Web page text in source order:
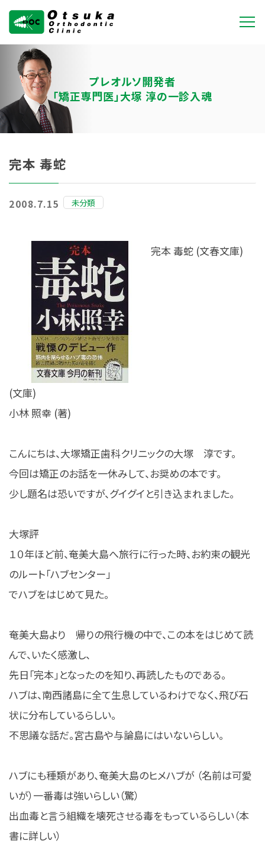
大塚矯正歯科クリニ
ック
プレオルソ開発者
「矯正専門医」大塚 淳の一診入魂
完本 毒蛇
2008.7.15 未分類
完本 毒蛇 (文春文庫)
(文庫)
小林 照幸 (著)
こんにちは、大塚矯正歯科クリニックの大塚 淳です。
今回は矯正のお話を一休みして、お奨めの本です。
少し題名は恐いですが、グイグイと引き込まれました。
大塚評
１０年ほど前、奄美大島へ旅行に行った時、お約束の観光
のルート「ハブセンター」
でハブをはじめて見た。
奄美大島より 帰りの飛行機の中で、この本をはじめて読
んで、いたく感激し、
先日「完本」となったのを知り、再読したものである。
ハブは、南西諸島に全て生息しているわけでなく、飛び石
状に分布しているらしい。
不思議な話だ。宮古島や与論島にはいないらしい。
ハブにも種類があり、奄美大島のヒメハブが （名前は可愛
いが）一番毒は強いらしい（驚）
出血毒と言う組織を壊死させる毒をもっているらしい（本
書に詳しい）